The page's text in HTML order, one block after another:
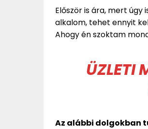
Először is ára, mert
alkalom, tehet ennyit
Ahogy én szoktam
ÜZLETI
Az alábbi dolgokban